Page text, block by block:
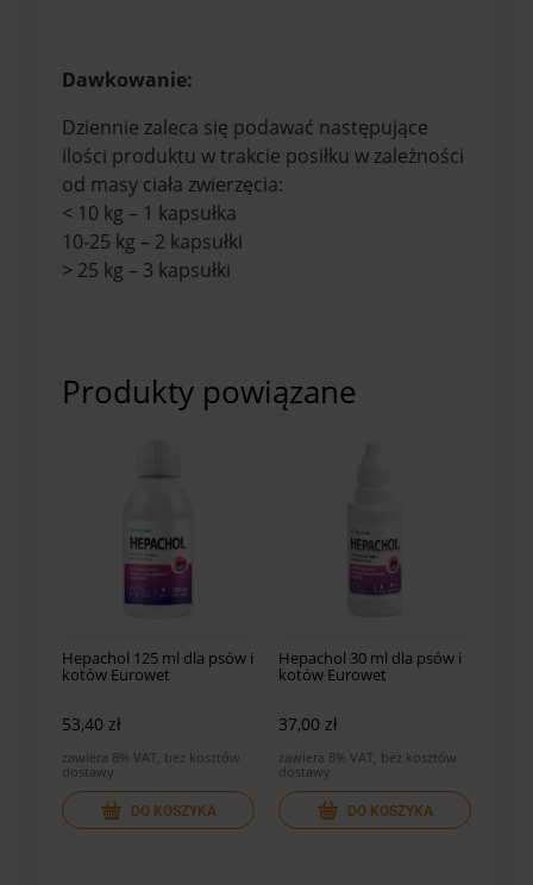
Dawkowanie:
Dziennie zaleca się podawać następujące
ilości produktu w trakcie posiłku w zależności
od masy ciała zwierzęcia:
< 10 kg – 1 kapsułka
10-25 kg – 2 kapsułki
> 25 kg – 3 kapsułki
Produkty powiązane
Hepachol 125 ml dla psów i
kotów Eurowet
53,40 zł
zawiera 8% VAT, bez kosztów
dostawy
DO KOSZYKA
Hepachol 30 ml dla psów i
kotów Eurowet
37,00 zł
zawiera 8% VAT, bez kosztów
dostawy
DO KOSZYKA